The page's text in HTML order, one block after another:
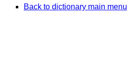
Back to dictionary main menu